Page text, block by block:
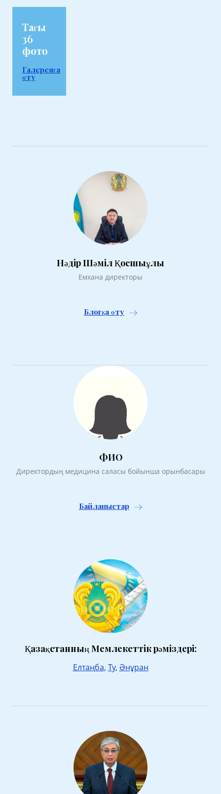
Тағы
36
фото
Галереяға
өту
Нәдір Шәміл Қосшыұлы
Емхана директоры
Блогқа өту
ФИО
Директордың медицина саласы бойынша орынбасары
Байланыстар
Қазақстанның Мемлекеттік рәміздері:
Елтаңба, Ту, Әнұран